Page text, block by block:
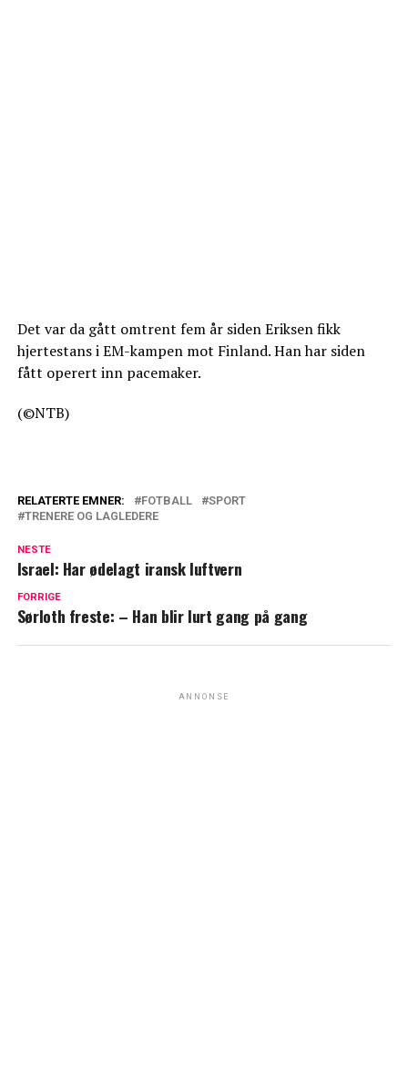
Det var da gått omtrent fem år siden Eriksen fikk
hjertestans i EM-kampen mot Finland. Han har siden
fått operert inn pacemaker.
(©NTB)
RELATERTE EMNER: FOTBALL
SPORT
TRENERE OG LAGLEDERE
NESTE
Israel: Har ødelagt iransk luftvern
FORRIGE
Sørloth freste: – Han blir lurt gang på gang
ANNONSE